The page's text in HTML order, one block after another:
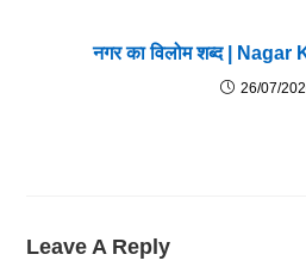
नगर का विलोम शब्द |
26/07/
Leave A Reply